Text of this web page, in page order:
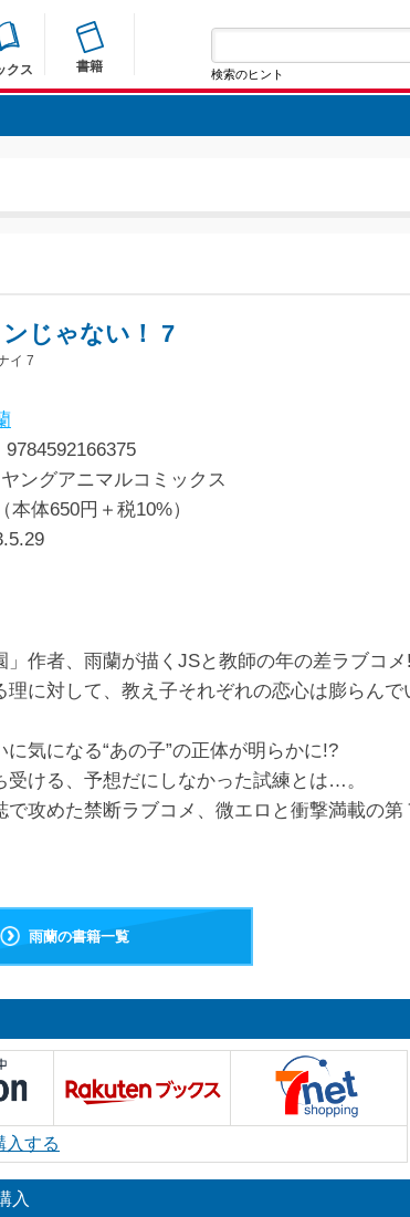
クス 書籍 検索のヒント
じゃない！ 7
イ 7
ングアニマルコミックス
本体650円＋税10%）
」作者、雨蘭が描くJSと教師の年の差ラブコ
理に対して、教え子それぞれの恋心は膨らんで
に気になる“あの子”の正体が明らかに!?
受ける、予想だにしなかった試練とは…。
で攻めた禁断ラブコメ、微エロと衝撃満載の第
雨蘭の書籍一覧
入する
入